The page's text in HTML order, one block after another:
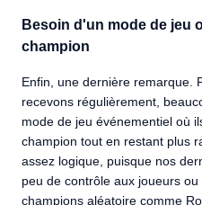
Besoin d'un mode de jeu
champion
Enfin, une dernière remarque.
recevons régulièrement,
mode de jeu événementiel où
champion tout en restant plus
assez logique, puisque nos
peu de contrôle aux joueurs
champions aléatoire comme